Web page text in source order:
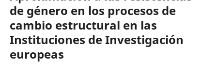
de género en los procesos de
cambio estructural en las
Instituciones de Investigación
europeas